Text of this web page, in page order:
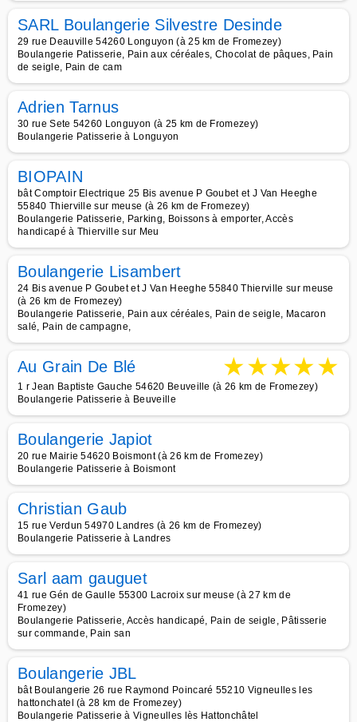
SARL Boulangerie Silvestre Desinde
29 rue Deauville 54260 Longuyon (à 25 km de Fromezey)
Boulangerie Patisserie, Pain aux céréales, Chocolat de pâques, Pain
de seigle, Pain de cam
Adrien Tarnus
30 rue Sete 54260 Longuyon (à 25 km de Fromezey)
Boulangerie Patisserie à Longuyon
BIOPAIN
bât Comptoir Electrique 25 Bis avenue P Goubet et J Van Heeghe
55840 Thierville sur meuse (à 26 km de Fromezey)
Boulangerie Patisserie, Parking, Boissons à emporter, Accès
handicapé à Thierville sur Meu
Boulangerie Lisambert
24 Bis avenue P Goubet et J Van Heeghe 55840 Thierville sur meuse
(à 26 km de Fromezey)
Boulangerie Patisserie, Pain aux céréales, Pain de seigle, Macaron
salé, Pain de campagne,
Au Grain De Blé ★★★★★
1 r Jean Baptiste Gauche 54620 Beuveille (à 26 km de Fromezey)
Boulangerie Patisserie à Beuveille
Boulangerie Japiot
20 rue Mairie 54620 Boismont (à 26 km de Fromezey)
Boulangerie Patisserie à Boismont
Christian Gaub
15 rue Verdun 54970 Landres (à 26 km de Fromezey)
Boulangerie Patisserie à Landres
Sarl aam gauguet
41 rue Gén de Gaulle 55300 Lacroix sur meuse (à 27 km de
Fromezey)
Boulangerie Patisserie, Accès handicapé, Pain de seigle, Pâtisserie
sur commande, Pain san
Boulangerie JBL
bât Boulangerie 26 rue Raymond Poincaré 55210 Vigneulles les
hattonchatel (à 28 km de Fromezey)
Boulangerie Patisserie à Vigneulles lès Hattonchâtel